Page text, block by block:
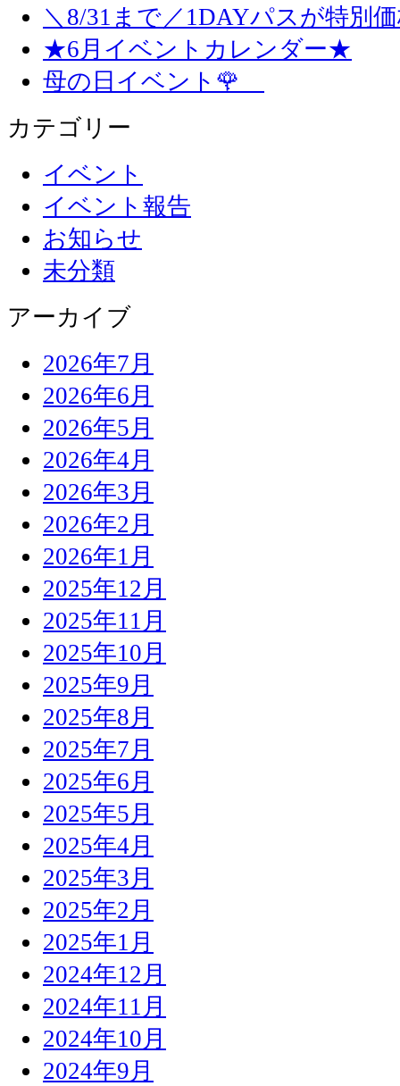
＼8/31まで／1DAYパスが特別
★6月イベントカレンダー★
母の日イベント🌹
カテゴリー
イベント
イベント報告
お知らせ
未分類
アーカイブ
2026年7月
2026年6月
2026年5月
2026年4月
2026年3月
2026年2月
2026年1月
2025年12月
2025年11月
2025年10月
2025年9月
2025年8月
2025年7月
2025年6月
2025年5月
2025年4月
2025年3月
2025年2月
2025年1月
2024年12月
2024年11月
2024年10月
2024年9月